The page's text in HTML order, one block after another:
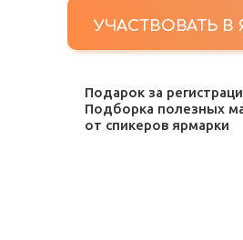
Подарок за
Подборка полезных
от спикеров ярмарки
УЧАСТВОВАТЬ В